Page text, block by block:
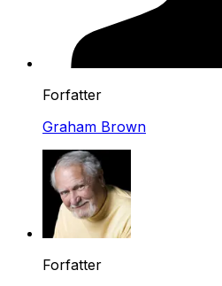
Forfatter
Graham Brown
Forfatter